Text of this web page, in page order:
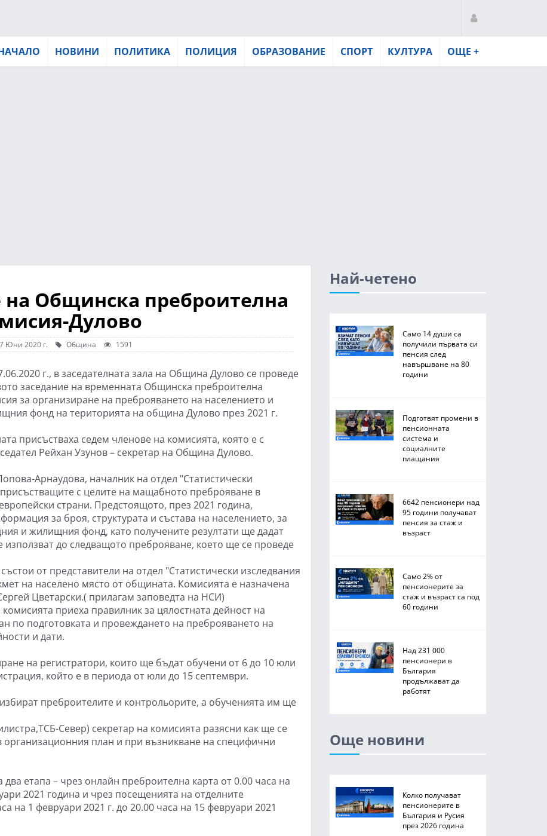
НОВИНИ ПОЛИТИКА ПОЛИЦИЯ ОБРАЗОВАНИЕ СПОРТ КУЛТУРА ОЩЕ +
на Общинска преброителна
Дулово
Юни 2020 г. Община 1591
г., в заседателната зала на Община Дулово се проведе
заседание на временната Общинска преброителна
за организиране на преброяването на населението и
фонд на територията на община Дулово през 2021 г.
присъстваха седем членове на комисията, която е с
Рейхан Узунов – секретар на Община Дулово.
Арнаудова, началник на отдел "Статистически
с целите на мащабното преброяване в
страни. Предстоящото, през 2021 година,
за броя, структурата и състава на населението, за
и жилищния фонд, като получените резултати ще дадат
използват до следващото преброяване, което ще се проведе
от представители на отдел "Статистически изследвания
на населено място от общината. Комисията е назначена
Цветарски.( прилагам заповедта на НСИ)
приеха правилник за цялостната дейност на
по подготовката и провеждането на преброяването на
и дати.
на регистратори, които ще бъдат обучени от 6 до 10 юли
който е в периода от юли до 15 септември.
преброителите и контрольорите, а обученията им ще
Север) секретар на комисията разясни как ще се
организационния план и при възникване на специфични
етапа – чрез онлайн преброителна карта от 0.00 часа на
2021 година и чрез посещенията на отделните
на 1 февруари 2021 г. до 20.00 часа на 15 февруари 2021
Най-четено
Само 14 души са
получили първата си
пенсия след
навършване на 80
години
Подготвят промени в
пенсионната
система и
социалните
плащания
6642 пенсионери над
95 години получават
пенсия за стаж и
възраст
Само 2% от
пенсионерите за
стаж и възраст са под
60 години
Над 231 000
пенсионери в
България
продължават да
работят
Още новини
Колко получават
пенсионерите в
България и Русия
през 2026 година